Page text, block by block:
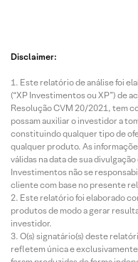
Disclaimer:
Este relatório de análise foi
(“XP Investimentos ou XP”) de
Resolução CVM 20/2021, tem
possam auxiliar o investidor a
constituindo qualquer tipo de
qualquer produto. As
válidas na data de sua
Investimentos não se
cliente com base no presente
Este relatório foi elaborado
produtos de modo a gerar
investidor.
O(s) signatário(s) deste
refletem única e